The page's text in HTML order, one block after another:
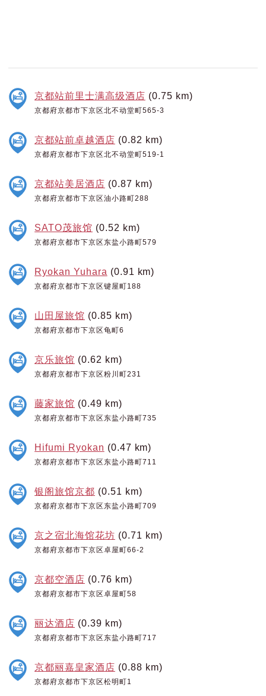
京都站前里士满高级酒店 (0.75 km)
京都府京都市下京区北不动堂町565-3
京都站前卓越酒店 (0.82 km)
京都府京都市下京区北不动堂町519-1
京都站美居酒店 (0.87 km)
京都府京都市下京区油小路町288
SATO茂旅馆 (0.52 km)
京都府京都市下京区东盐小路町579
Ryokan Yuhara (0.91 km)
京都府京都市下京区键屋町188
山田屋旅馆 (0.85 km)
京都府京都市下京区龟町6
京乐旅馆 (0.62 km)
京都府京都市下京区粉川町231
藤家旅馆 (0.49 km)
京都府京都市下京区东盐小路町735
Hifumi Ryokan (0.47 km)
京都府京都市下京区东盐小路町711
银阁旅馆京都 (0.51 km)
京都府京都市下京区东盐小路町709
京之宿北海馆花坊 (0.71 km)
京都府京都市下京区卓屋町66-2
京都空酒店 (0.76 km)
京都府京都市下京区卓屋町58
丽达酒店 (0.39 km)
京都府京都市下京区东盐小路町717
京都丽嘉皇家酒店 (0.88 km)
京都府京都市下京区松明町1